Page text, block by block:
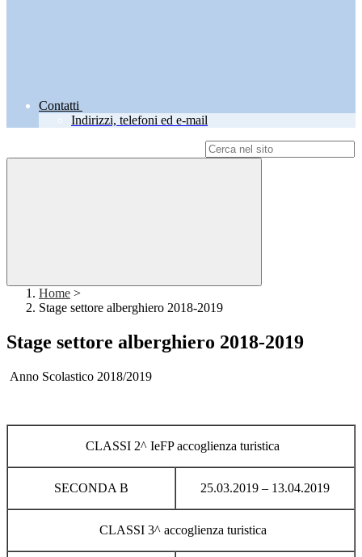
Contatti
Indirizzi, telefoni ed e-mail
Home >
Stage settore alberghiero 2018-2019
Stage settore alberghiero 2018-2019
Anno Scolastico 2018/2019
CLASSI 2^ IeFP accoglienza turistica
SECONDA B 25.03.2019 – 13.04.2019
CLASSI 3^ accoglienza turistica